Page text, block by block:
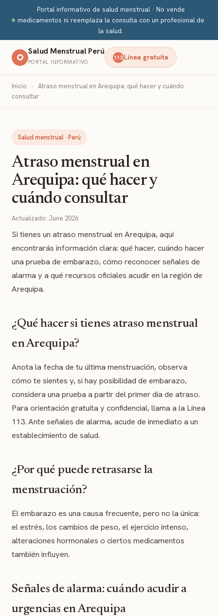
Portal informativo de salud menstrual · No vende
medicamentos ni reemplaza la consulta con un profesional de
la salud.
Salud Menstrual Perú
PORTAL INFORMATIVO
113Línea gratuita
Inicio › Atraso menstrual en Arequipa: qué hacer y cuándo
consultar
Salud menstrual · Perú
Atraso menstrual en
Arequipa: qué hacer y
cuándo consultar
Actualizado: June 2026
Si tienes un atraso menstrual en Arequipa, aquí
encontrarás información clara: qué hacer, cuándo hacer
una prueba de embarazo, cómo reconocer señales de
alarma y a qué recursos oficiales acudir en la región de
Arequipa.
¿Qué hacer si tienes atraso menstrual
en Arequipa?
Anota la fecha de tu última menstruación, observa
cómo te sientes y, si hay posibilidad de embarazo,
considera una prueba a partir del primer día de atraso.
Para orientación gratuita y confidencial, llama a la Línea
113. Ante señales de alarma, acude de inmediato a un
establecimiento de salud.
¿Por qué puede retrasarse la
menstruación?
El embarazo es una causa frecuente, pero no la única:
el estrés, los cambios de peso, el ejercicio intenso,
alteraciones hormonales o ciertos medicamentos
también influyen.
Señales de alarma: cuándo acudir a
urgencias en Arequipa